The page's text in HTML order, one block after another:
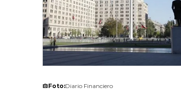
Foto:Diario Financiero